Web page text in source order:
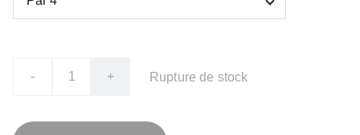
- + Rupture de stock